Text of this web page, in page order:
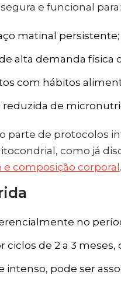
e funcional para:
matinal persistente;
alta demanda física
com hábitos
reduzida de
parte de protocolos
como já
composição corporal .
no
ciclos de 2 a 3 meses,
intenso, pode ser